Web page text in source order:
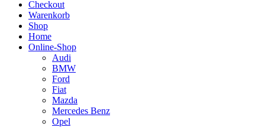
Checkout
Warenkorb
Shop
Home
Online-Shop
Audi
BMW
Ford
Fiat
Mazda
Mercedes Benz
Opel